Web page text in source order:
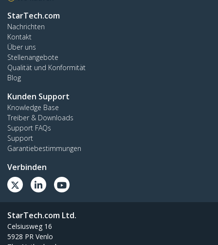
StarTech.com
Nachrichten
Kontakt
Über uns
Stellenangebote
Qualität und Konformität
Blog
Kunden Support
Knowledge Base
Treiber & Downloads
Support FAQs
Support
Garantiebestimmungen
Verbinden
StarTech.com Ltd.
Celsiusweg 16
5928 PR Venlo